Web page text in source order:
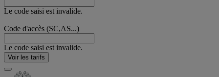
Le code saisi est invalide.
Code d'accès (SC,AS...)
Le code saisi est invalide.
Voir les tarifs